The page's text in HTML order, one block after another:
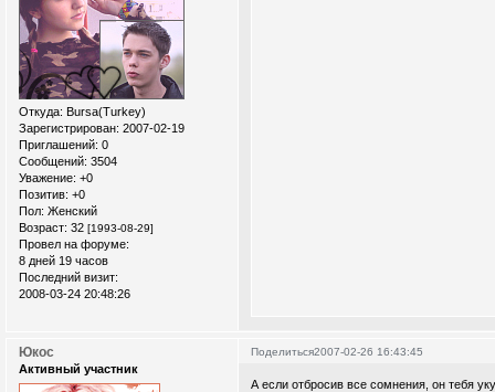
Откуда: Bursa(Turkey)
Зарегистрирован: 2007-02-19
Приглашений: 0
Сообщений: 3504
Уважение: +0
Позитив: +0
Пол: Женский
Возраст: 32 [1993-08-29]
Провел на форуме:
8 дней 19 часов
Последний визит:
2008-03-24 20:48:26
Поделиться2007-02-26 16:43:45
Юкос
Активный участник
А если отбросив все сомнения, он тебя